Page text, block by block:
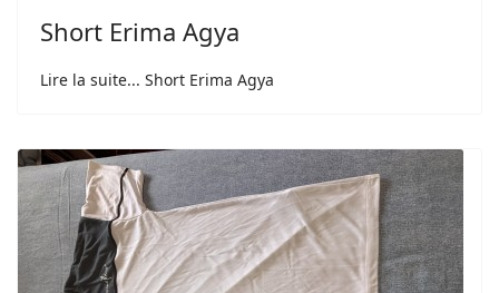
Short Erima Agya